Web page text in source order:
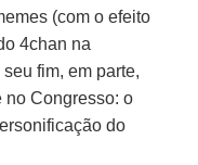
(com o efeito
4chan na
fim, em parte,
no Congresso: o
do